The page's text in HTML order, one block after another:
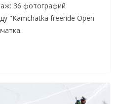
36 фотографий
"Kamchatka freeride Open